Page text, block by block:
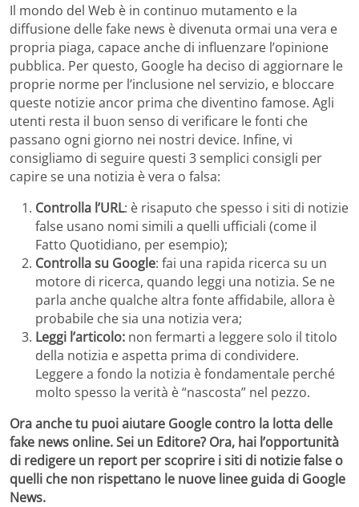
Il mondo del Web è in continuo mutamento e la
diffusione delle fake news è divenuta ormai una vera e
propria piaga, capace anche di influenzare l’opinione
pubblica. Per questo, Google ha deciso di aggiornare le
proprie norme per l’inclusione nel servizio, e bloccare
queste notizie ancor prima che diventino famose. Agli
utenti resta il buon senso di verificare le fonti che
passano ogni giorno nei nostri device. Infine, vi
consigliamo di seguire questi 3 semplici consigli per
capire se una notizia è vera o falsa:
Controlla l’URL: è risaputo che spesso i siti di notizie
false usano nomi simili a quelli ufficiali (come il
Fatto Quotidiano, per esempio);
Controlla su Google: fai una rapida ricerca su un
motore di ricerca, quando leggi una notizia. Se ne
parla anche qualche altra fonte affidabile, allora è
probabile che sia una notizia vera;
Leggi l’articolo: non fermarti a leggere solo il titolo
della notizia e aspetta prima di condividere.
Leggere a fondo la notizia è fondamentale perché
molto spesso la verità è “nascosta” nel pezzo.
Ora anche tu puoi aiutare Google contro la lotta delle
fake news online. Sei un Editore? Ora, hai l’opportunità
di redigere un report per scoprire i siti di notizie false o
quelli che non rispettano le nuove linee guida di Google
News.